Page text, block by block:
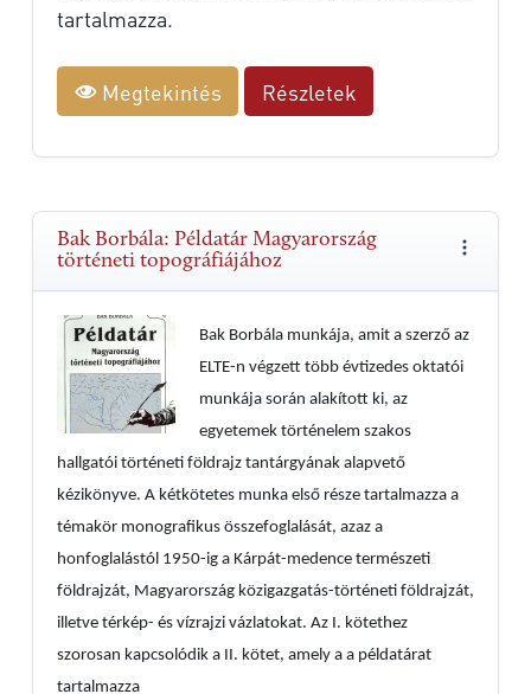
tartalmazza.
Megtekintés Részletek
Bak Borbála: Példatár Magyarország
történeti topográfiájához
Bak Borbála munkája, amit a szerző az
ELTE-n végzett több évtizedes oktatói
munkája során alakított ki, az
egyetemek történelem szakos
hallgatói történeti földrajz tantárgyának alapvető
kézikönyve. A kétkötetes munka első része tartalmazza a
témakör monografikus összefoglalását, azaz a
honfoglalástól 1950-ig a Kárpát-medence természeti
földrajzát, Magyarország közigazgatás-történeti földrajzát,
illetve térkép- és vízrajzi vázlatokat. Az I. kötethez
szorosan kapcsolódik a II. kötet, amely a a példatárat
tartalmazza